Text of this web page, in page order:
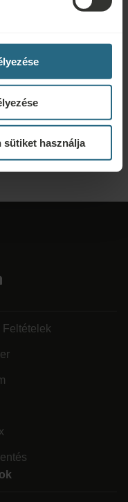
sütiket használja
hogy a lehető